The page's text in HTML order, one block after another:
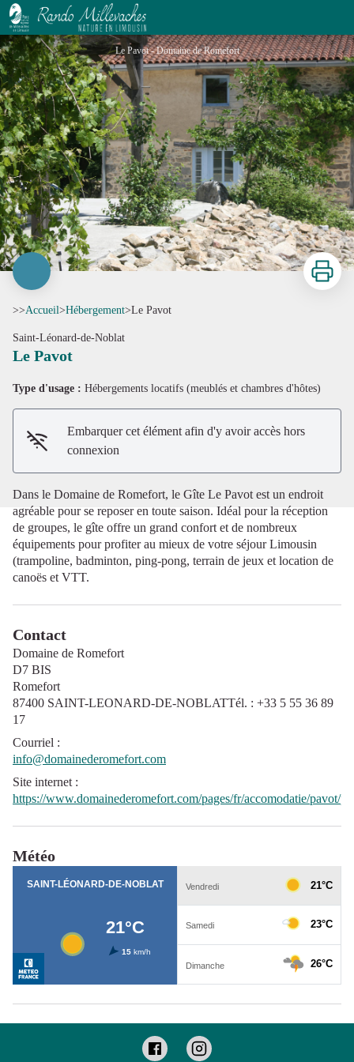
Le Pavot
Le Pavot - Domaine de Romefort
Voir l'image en plein écran
Imprimer
>>Accueil>Hébergement>Le Pavot
Saint-Léonard-de-Noblat
Le Pavot
Type d'usage : Hébergements locatifs (meublés et chambres d'hôtes)
Embarquer cet élément afin d'y avoir accès hors
connexion
Dans le Domaine de Romefort, le Gîte Le Pavot est un endroit
agréable pour se reposer en toute saison. Idéal pour la réception
de groupes, le gîte offre un grand confort et de nombreux
équipements pour profiter au mieux de votre séjour Limousin
(trampoline, badminton, ping-pong, terrain de jeux et location de
canoës et VTT.
Contact
Domaine de Romefort
D7 BIS
Romefort
87400 SAINT-LEONARD-DE-NOBLATTél. : +33 5 55 36 89
17
Courriel :
info@domainederomefort.com
Site internet :
https://www.domainederomefort.com/pages/fr/accomodatie/pavot/
Météo